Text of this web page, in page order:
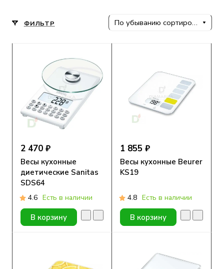
ФИЛЬТР По убыванию сортировки
2 470 ₽
Весы кухонные
диетические Sanitas
SDS64
4.6 Есть в наличии
В корзину
1 855 ₽
Весы кухонные Beurer
KS19
4.8 Есть в наличии
В корзину